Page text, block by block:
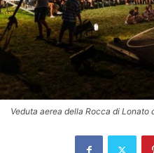
Veduta aerea della Rocca di